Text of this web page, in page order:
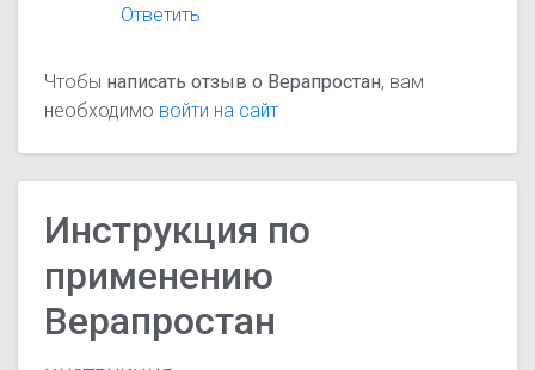
Ответить
Чтобы написать отзыв о Верапростан, вам
необходимо войти на сайт
Инструкция по
применению
Верапростан